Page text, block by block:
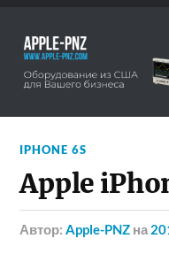
IPHONE 6S
Apple
Автор:Apple-PNZ на